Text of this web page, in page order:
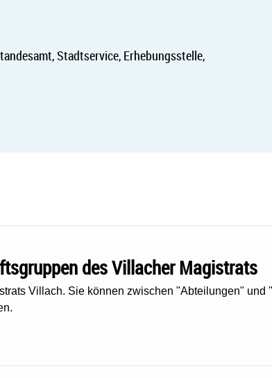
Stadtservice, Erhebungsstelle,
des Villacher Magistrats
Villach. Sie können zwischen "Abteilungen" und